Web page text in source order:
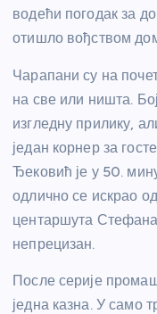
водећи погодак за
отишло вођством
Чарапани су на
на све или ништа.
изгледну прилику,
један корнер за
Ђековић је у 50.
одлично се искрао
центаршута
непрецизан.
После серије
једна казна. У само